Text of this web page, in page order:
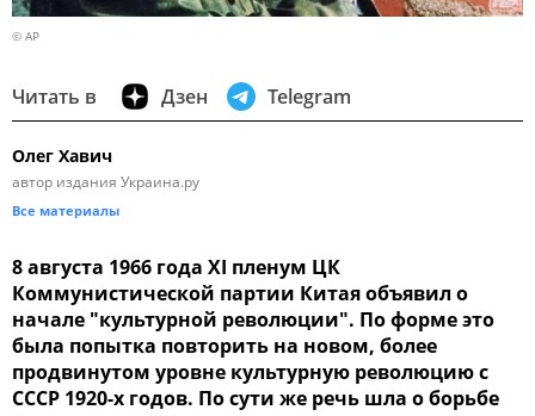
© AP
Читать в Дзен Telegram
Олег Хавич
автор издания Украина.ру
Все материалы
8 августа 1966 года XI пленум ЦК
Коммунистической партии Китая объявил о
начале "культурной революции". По форме это
была попытка повторить на новом, более
продвинутом уровне культурную революцию с
СССР 1920-х годов. По сути же речь шла о борьбе